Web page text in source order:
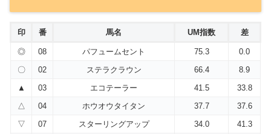
印 番 馬名 UM指数 差
◎ 08 パフュームセント 75.3
0.0
〇
02 ステラクラウン 66.4
8.9
▲
03 エコテーラー 41.5
33.8
△
04 ホウオウタイタン 37.7
37.6
▽
07 スターリングアップ 34.0
41.3